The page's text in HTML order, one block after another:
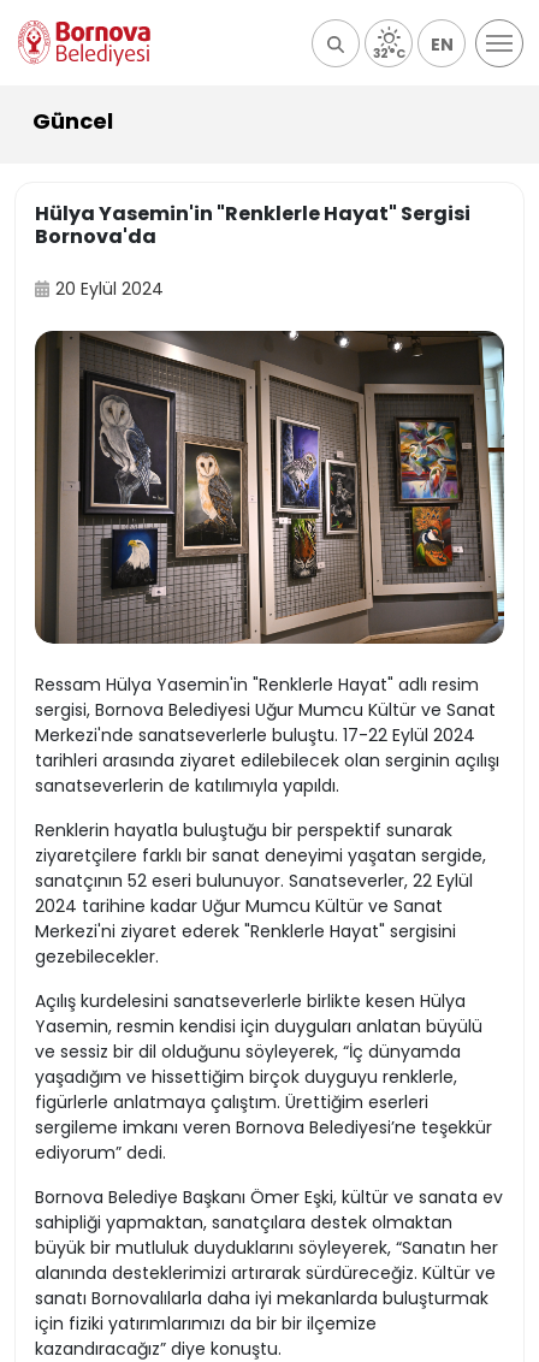
32°C EN
Güncel
Hülya Yasemin'in "Renklerle Hayat" Sergisi
Bornova'da
20 Eylül 2024
Ressam Hülya Yasemin'in "Renklerle Hayat" adlı resim
sergisi, Bornova Belediyesi Uğur Mumcu Kültür ve Sanat
Merkezi'nde sanatseverlerle buluştu. 17-22 Eylül 2024
tarihleri arasında ziyaret edilebilecek olan serginin açılışı
sanatseverlerin de katılımıyla yapıldı.
Renklerin hayatla buluştuğu bir perspektif sunarak
ziyaretçilere farklı bir sanat deneyimi yaşatan sergide,
sanatçının 52 eseri bulunuyor. Sanatseverler, 22 Eylül
2024 tarihine kadar Uğur Mumcu Kültür ve Sanat
Merkezi'ni ziyaret ederek "Renklerle Hayat" sergisini
gezebilecekler.
Açılış kurdelesini sanatseverlerle birlikte kesen Hülya
Yasemin, resmin kendisi için duyguları anlatan büyülü
ve sessiz bir dil olduğunu söyleyerek, “İç dünyamda
yaşadığım ve hissettiğim birçok duyguyu renklerle,
figürlerle anlatmaya çalıştım. Ürettiğim eserleri
sergileme imkanı veren Bornova Belediyesi’ne teşekkür
ediyorum” dedi.
Bornova Belediye Başkanı Ömer Eşki, kültür ve sanata ev
sahipliği yapmaktan, sanatçılara destek olmaktan
büyük bir mutluluk duyduklarını söyleyerek, “Sanatın her
alanında desteklerimizi artırarak sürdüreceğiz. Kültür ve
sanatı Bornovalılarla daha iyi mekanlarda buluşturmak
için fiziki yatırımlarımızı da bir bir ilçemize
kazandıracağız” diye konuştu.